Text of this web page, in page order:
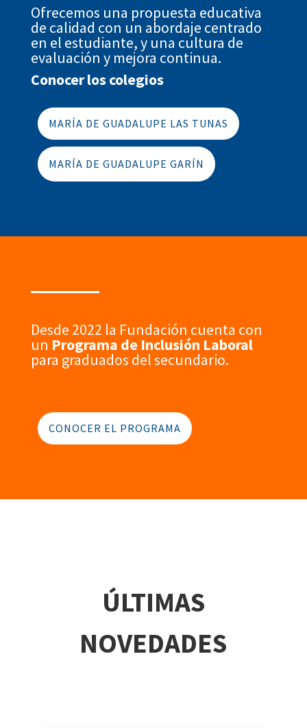
Ofrecemos una propuesta educativa
de calidad con un abordaje centrado
en el estudiante, y una cultura de
evaluación y mejora continua.
Conocer los colegios
MARÍA DE GUADALUPE LAS TUNAS
MARÍA DE GUADALUPE GARÍN
Desde 2022 la Fundación cuenta con
un Programa de Inclusión Laboral
para graduados del secundario.
CONOCER EL PROGRAMA
ÚLTIMAS
NOVEDADES